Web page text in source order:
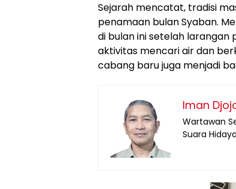
Sejarah mencatat, tradisi
penamaan bulan Syaban.
di bulan ini setelah larangan
aktivitas mencari air dan
cabang baru juga menjadi
Iman
Wartawan
Suara